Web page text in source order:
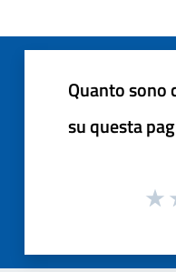
Quanto sono
su questa